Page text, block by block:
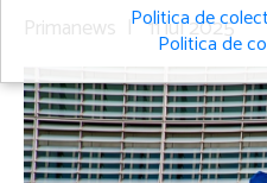
Primanews | 11 iul 2025
Politica de
Politica de